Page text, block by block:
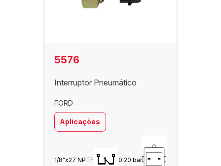
5576
Interruptor Pneumático
FORD
Aplicações
1/8”x27 NPTF 0.20 bar